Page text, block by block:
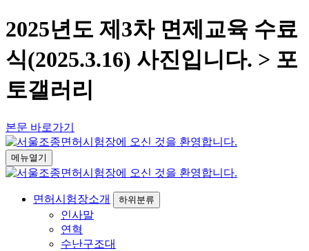
2025년도 제3차 면제교육 수료
식(2025.3.16) 사진입니다. > 포
토갤러리
본문 바로가기
메뉴열기
면허시험장소개 하위분류
인사말
연혁
수난구조대